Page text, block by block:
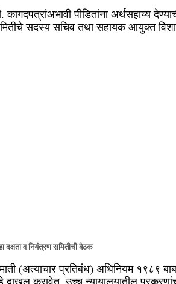
कागदपत्रांअभावी पीडितांना अर्थसहाय्य
सदस्य सचिव तथा सहायक आयुक्त
दक्षता व नियंत्रण समितीची बैठक
प्रतिबंध) अधिनियम १९८९ बाबत
करावेत, उच्च न्यायालयातील